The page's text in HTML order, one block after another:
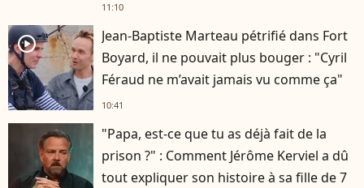
11:10
player2
Jean-Baptiste Marteau pétrifié dans Fort
Boyard, il ne pouvait plus bouger : "Cyril
Féraud ne m’avait jamais vu comme ça"
10:41
"Papa, est-ce que tu as déjà fait de la
prison ?" : Comment Jérôme Kerviel a dû
tout expliquer son histoire à sa fille de 7